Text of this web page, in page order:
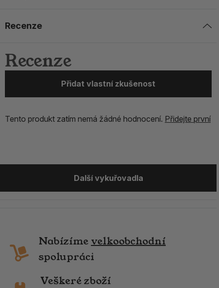
Recenze
Recenze
Přidat vlastní zkušenost
Tento produkt zatím nemá žádné hodnocení. Přidejte první
Další vykuřovadla
Nabízíme velkoobchodní
spolupráci
Veškeré zboží